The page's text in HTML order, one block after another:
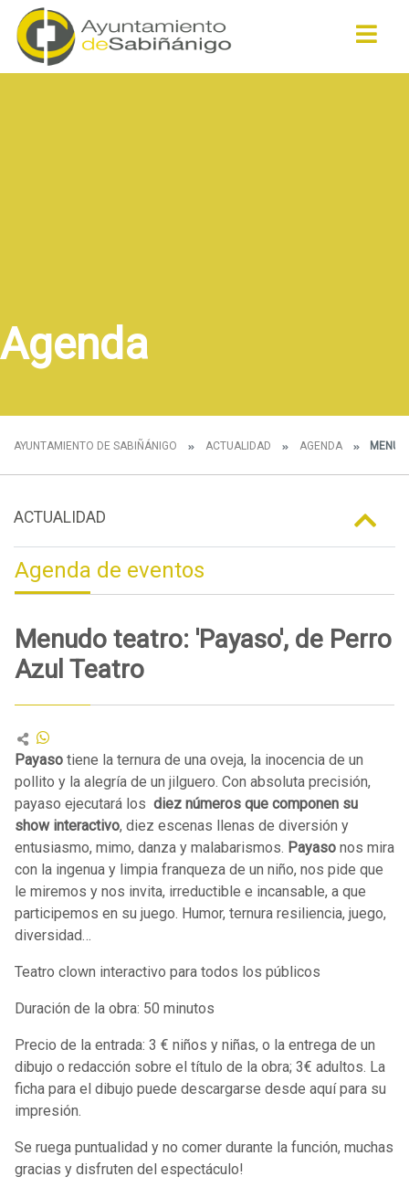
Agenda
AYUNTAMIENTO DE SABIÑÁNIGO ACTUALIDAD AGENDA
ACTUALIDAD
Agenda de eventos
Menudo teatro: 'Payaso', de Perro
Azul Teatro
Payaso tiene la ternura de una oveja, la inocencia de un
pollito y la alegría de un jilguero. Con absoluta precisión,
payaso ejecutará los diez números que componen su
show interactivo, diez escenas llenas de diversión y
entusiasmo, mimo, danza y malabarismos. Payaso nos mira
con la ingenua y limpia franqueza de un niño, nos pide que
le miremos y nos invita, irreductible e incansable, a que
participemos en su juego. Humor, ternura resiliencia, juego,
diversidad…
Teatro clown interactivo para todos los públicos
Duración de la obra: 50 minutos
Precio de la entrada: 3 € niños y niñas, o la entrega de un
dibujo o redacción sobre el título de la obra; 3€ adultos. La
ficha para el dibujo puede descargarse desde aquí para su
impresión.
Se ruega puntualidad y no comer durante la función, muchas
gracias y disfruten del espectáculo!